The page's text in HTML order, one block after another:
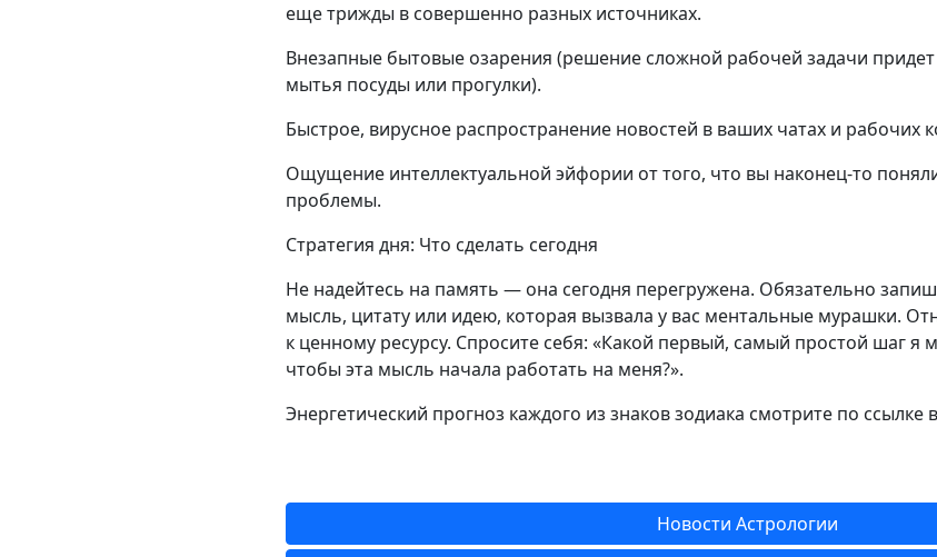
еще трижды в совершенно разных источниках.
Внезапные бытовые озарения (решение сложной рабочей задачи
мытья посуды или прогулки).
Быстрое, вирусное распространение новостей в ваших чатах и рабочих
Ощущение интеллектуальной эйфории от того, что вы наконец-то
проблемы.
Стратегия дня: Что сделать сегодня
Не надейтесь на память — она сегодня перегружена. Обязательно
мысль, цитату или идею, которая вызвала у вас ментальные мурашки.
к ценному ресурсу. Спросите себя: «Какой первый, самый простой шаг я
чтобы эта мысль начала работать на меня?».
Энергетический прогноз каждого из знаков зодиака смотрите по ссылке
Новости Астрологии